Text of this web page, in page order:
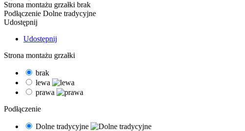
Strona montażu grzałki brak
Podłączenie Dolne tradycyjne
Udostępnij
Udostępnij
Strona montażu grzałki
brak
lewa
prawa
Podłączenie
Dolne tradycyjne